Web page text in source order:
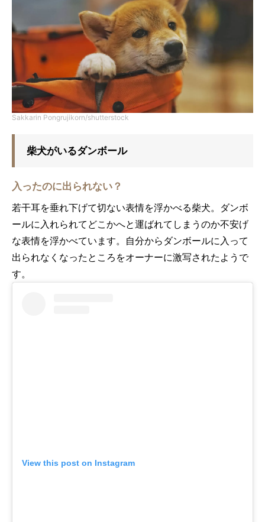
Sakkarin Pongrujikorn/shutterstock
柴犬がいるダンボール
入ったのに出られない？
若干耳を垂れ下げて切ない表情を浮かべる柴犬。ダンボ
ールに入れられてどこかへと運ばれてしまうのか不安げ
な表情を浮かべています。自分からダンボールに入って
出られなくなったところをオーナーに激写されたようで
す。
View this post on Instagram